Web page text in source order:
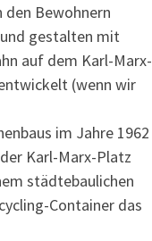
den Bewohnern
gestalten mit
auf dem Karl-Marx-
(wenn wir
im Jahre 1962
Karl-Marx-Platz
städtebaulichen
Container das